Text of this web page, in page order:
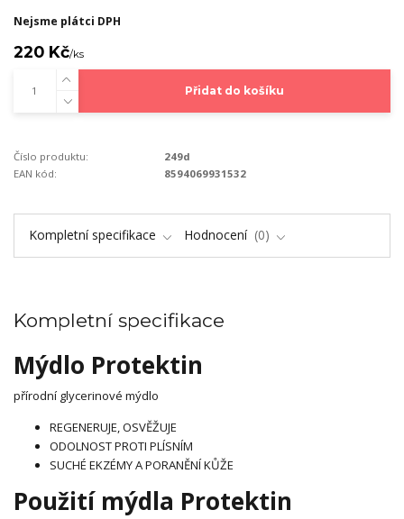
Nejsme plátci DPH
220 Kč/ks
Přidat do košíku
Číslo produktu:
249d
EAN kód:
8594069931532
Kompletní specifikace Hodnocení 0
Kompletní specifikace
Mýdlo Protektin
přírodní glycerinové mýdlo
REGENERUJE, OSVĚŽUJE
ODOLNOST PROTI PLÍSNÍM
SUCHÉ EKZÉMY A PORANĚNÍ KŮŽE
Použití mýdla Protektin